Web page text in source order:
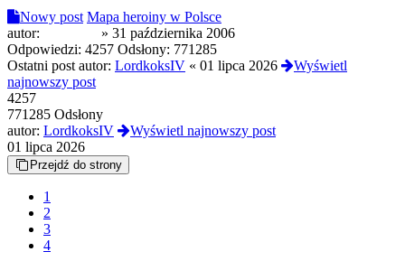
Nowy post Mapa heroiny w Polsce
autor:
» 31 października 2006
Odpowiedzi: 4257 Odsłony: 771285
Ostatni post autor: LordkoksIV « 01 lipca 2026
Wyświetl
najnowszy post
4257
771285 Odsłony
autor: LordkoksIV
Wyświetl najnowszy post
01 lipca 2026
Przejdź do strony
1
2
3
4